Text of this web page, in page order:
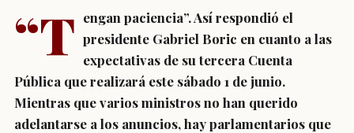
“T engan paciencia”. Así respondió el
presidente Gabriel Boric en cuanto a las
expectativas de su tercera Cuenta
Pública que realizará este sábado 1 de junio.
Mientras que varios ministros no han querido
adelantarse a los anuncios, hay parlamentarios que